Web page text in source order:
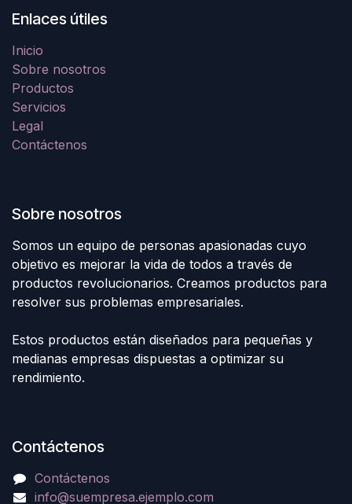
Enlaces útiles
Inicio
Sobre nosotros
Productos
Servicios
Legal
Contáctenos
Sobre nosotros
Somos un equipo de personas apasionadas cuyo
objetivo es mejorar la vida de todos a través de
productos revolucionarios. Creamos productos para
resolver sus problemas empresariales.
Estos productos están diseñados para pequeñas y
medianas empresas dispuestas a optimizar su
rendimiento.
Contáctenos
Contáctenos
info@suempresa.ejemplo.com